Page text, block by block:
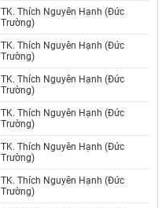
TK. Thích Nguyên Hạnh (Đức
Trường)
TK. Thích Nguyên Hạnh (Đức
Trường)
TK. Thích Nguyên Hạnh (Đức
Trường)
TK. Thích Nguyên Hạnh (Đức
Trường)
TK. Thích Nguyên Hạnh (Đức
Trường)
TK. Thích Nguyên Hạnh (Đức
Trường)